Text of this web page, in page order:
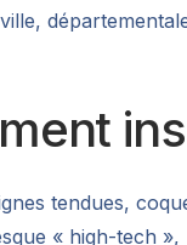
tendues,
« high-tech